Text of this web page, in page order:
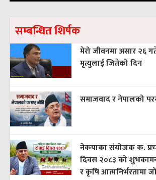
सम्बन्धित शिर्षक
मेरो जीवनमा असार २६
मृत्युलाई जितेको दिन
समाजवाद र नेपालको
नेकपाका संयोजक क.
दिवस २०८३ को
र कृषि आत्मनिर्भरतामा